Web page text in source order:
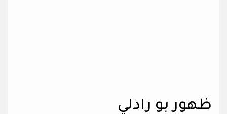
ظهور بو رادلي